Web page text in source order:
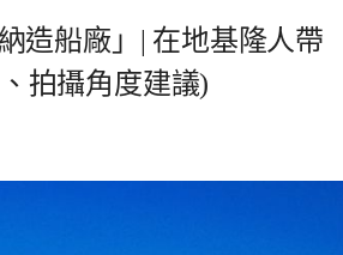
造船廠」| 在地基隆人帶
拍攝角度建議)